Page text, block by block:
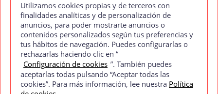
Tu pasión es contar historias.
La nuestra es ayudarte a crearlas.
Utilizamos cookies propias y de terceros con
finalidades analíticas y de personalización de
anuncios, para poder mostrarte anuncios o
contenidos personalizados según tus preferencias y
tus hábitos de navegación. Puedes configurarlas o
rechazarlas haciendo clic en “
Configuración de cookies ”. También puedes
aceptarlas todas pulsando “Aceptar todas las
cookies”. Para más información, lee nuestra Política